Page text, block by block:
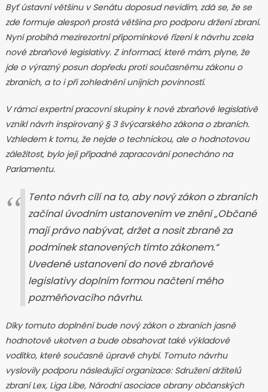
Byť ústavní většinu v Senátu doposud nevidím, zdá se, že se
zde formuje alespoň prostá většina pro podporu držení zbraní.
Nyní probíhá mezirezortní připomínkové řízení k návrhu zcela
nové zbraňové legislativy. Z informací, které mám, plyne, že
jde o výrazný posun dopředu proti současnému zákonu o
zbraních, a to i při zohlednění unijních povinností.
V rámci expertní pracovní skupiny k nové zbraňové legislativě
vznikl návrh inspirovaný § 3 švýcarského zákona o zbraních.
Vzhledem k tomu, že nejde o technickou, ale o hodnotovou
záležitost, bylo její případné zapracování ponecháno na
Parlamentu.
Tento návrh cílí na to, aby nový zákon o zbraních
začínal úvodním ustanovením ve znění„Občané
mají právo nabývat, držet a nosit zbraně za
podmínek stanovených tímto zákonem.“
Uvedené ustanovení do nové zbraňové
legislativy doplním formou načtení mého
pozměňovacího návrhu.
Díky tomuto doplnění bude nový zákon o zbraních jasně
hodnotově ukotven a bude obsahovat také výkladové
vodítko, které současné úpravě chybí. Tomuto návrhu
vyslovily podporu následující organizace: Sdružení držitelů
zbraní Lex, Liga Libe, Národní asociace obrany občanských